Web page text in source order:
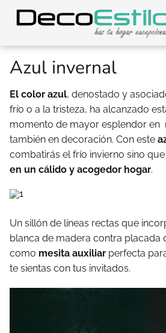
Azul invernal
El color azul, denostado y
frío o a la tristeza, ha alcanzado
momento de mayor esplendor en
también en decoración. Con este
combatirás el frío invierno sino que
en un cálido y acogedor hogar.
Un sillón de líneas rectas que
blanca de madera contra placada
como mesita auxiliar perfecta
te sientas con tus invitados.